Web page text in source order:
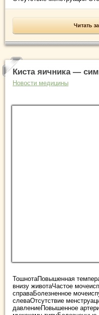
Читать
Киста яичника —
Новости медицины
ТошнотаПовышенная
внизу животаЧастое
справаБолезненное
слеваОтсутствие
давлениеПовышенное